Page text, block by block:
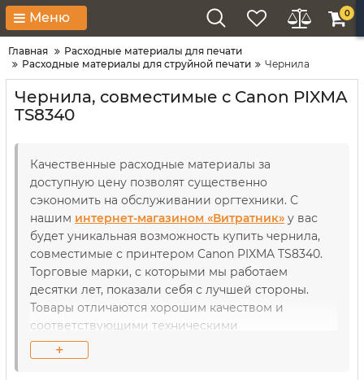
Меню 0
Главная
Расходные материалы для печати
Расходные материалы для струйной печати
Чернила
Чернила, совместимые с Canon PIXMA
TS8340
Качественные расходные материалы за
доступную цену позволят существенно
сэкономить на обслуживании оргтехники. С
нашим интернет-магазином «Витратник» у вас
будет уникальная возможность купить чернила,
совместимые с принтером Canon PIXMA TS8340.
Торговые марки, с которыми мы работаем
десятки лет, показали себя с лучшей стороны.
Товары отличаются хорошим качеством и
соответствующими техническими
характеристиками. В течение длительного
использования рабочие детали как принтеров,
+